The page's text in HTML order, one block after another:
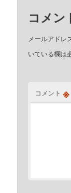
コメン
メールアドレ
いている欄は
コメント ※